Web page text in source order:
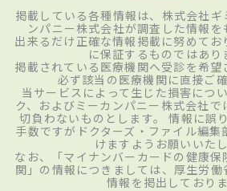
掲載している各種情報は、株式会社ギ
ンパニー株式会社が調査した情報を
出来るだけ正確な情報掲載に努めてお
に保証するものではあり
掲載されている医療機関へ受診を希望
必ず該当の医療機関に直接ご
当サービスによって生じた損害につ
ク、およびミーカンパニー株式会社
切負わないものとします。 情報に誤
手数ですがドクターズ・ファイル編集
けますようお願いいたし
なお、「マイナンバーカードの健康保
関」の情報につきましては、厚生労働
情報を掲出しておりま